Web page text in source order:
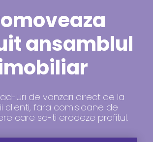
ansamblul
uri de vanzari direct de la
clienti, fara comisioane de
care sa-ti erodeze profitul.